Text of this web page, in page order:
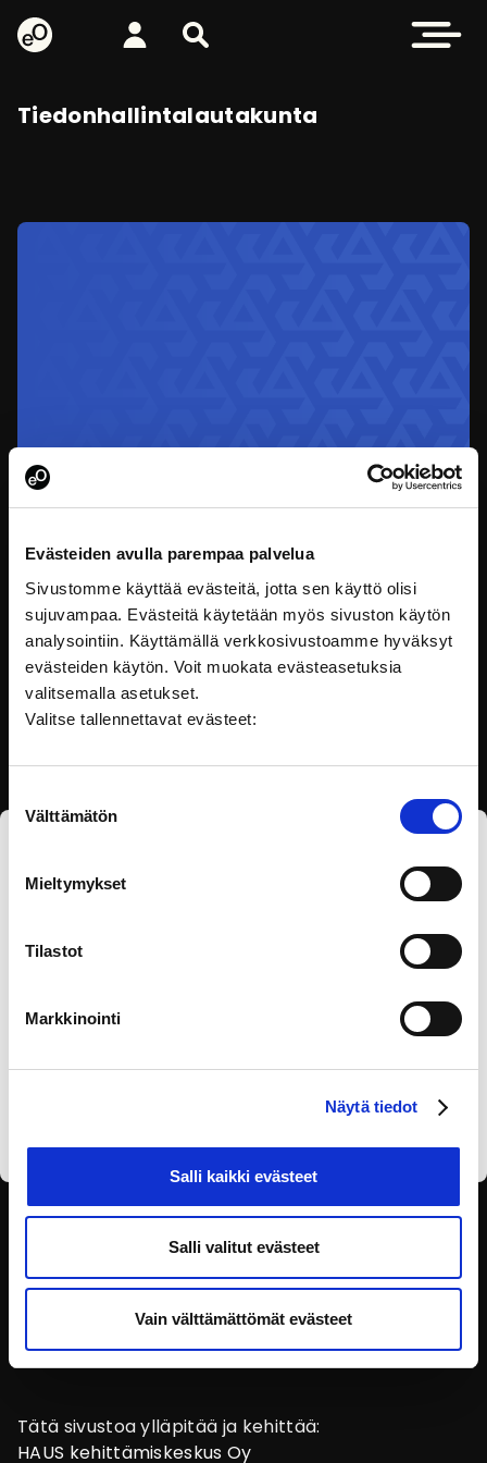
Evästeiden avulla parempaa palvelua
Sivustomme käyttää evästeitä, jotta sen käyttö olisi
sujuvampaa. Evästeitä käytetään myös sivuston käytön
analysointiin. Käyttämällä verkkosivustoamme hyväksyt
evästeiden käytön. Voit muokata evästeasetuksia
valitsemalla asetukset.
Valitse tallennettavat evästeet:
valinta
Välttämätön
Mieltymykset
Tilastot
Markkinointi
Näytä tiedot
Salli kaikki evästeet
Salli valitut evästeet
Vain välttämättömät evästeet
eOppiva - Etusivulle
Kirjaudu Etsi sivustolta Avaa
Tiedonhallintalautakunta
Kun työskentelet valtionhallinnossa tai julkishallinnossa,
Töissä valtiolla
Tilaa eOppivan uutiskirje
suostumukseni tietojen käsittelyyn.
SEURAA SOSIAALISESSA
MEDIASSA
Tätä sivustoa ylläpitää ja kehittää:
HAUS kehittämiskeskus Oy